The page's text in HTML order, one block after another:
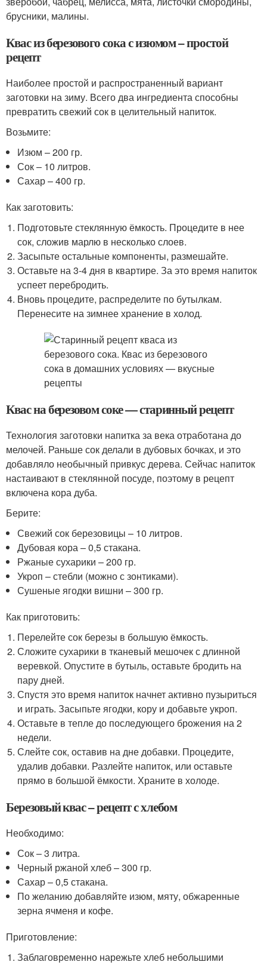
брусники, малины.
Квас из березового сока с изюмом – простой
рецепт
Наиболее простой и распространенный вариант
заготовки на зиму. Всего два ингредиента способны
превратить свежий сок в целительный напиток.
Возьмите:
Изюм – 200 гр.
Сок – 10 литров.
Сахар – 400 гр.
Как заготовить:
Подготовьте стеклянную ёмкость. Процедите в нее
сок, сложив марлю в несколько слоев.
Засыпьте остальные компоненты, размешайте.
Оставьте на 3-4 дня в квартире. За это время напиток
успеет перебродить.
Вновь процедите, распределите по бутылкам.
Перенесите на зимнее хранение в холод.
Квас на березовом соке — старинный рецепт
Технология заготовки напитка за века отработана до
мелочей. Раньше сок делали в дубовых бочках, и это
добавляло необычный привкус дерева. Сейчас напиток
настаивают в стеклянной посуде, поэтому в рецепт
включена кора дуба.
Берите:
Свежий сок березовицы – 10 литров.
Дубовая кора – 0,5 стакана.
Ржаные сухарики – 200 гр.
Укроп – стебли (можно с зонтиками).
Сушеные ягодки вишни – 300 гр.
Как приготовить:
Перелейте сок березы в большую ёмкость.
Сложите сухарики в тканевый мешочек с длинной
веревкой. Опустите в бутыль, оставьте бродить на
пару дней.
Спустя это время напиток начнет активно пузыриться
и играть. Засыпьте ягодки, кору и добавьте укроп.
Оставьте в тепле до последующего брожения на 2
недели.
Слейте сок, оставив на дне добавки. Процедите,
удалив добавки. Разлейте напиток, или оставьте
прямо в большой ёмкости. Храните в холоде.
Березовый квас – рецепт с хлебом
Необходимо:
Сок – 3 литра.
Черный ржаной хлеб – 300 гр.
Сахар – 0,5 стакана.
По желанию добавляйте изюм, мяту, обжаренные
зерна ячменя и кофе.
Приготовление:
Заблаговременно нарежьте хлеб небольшими